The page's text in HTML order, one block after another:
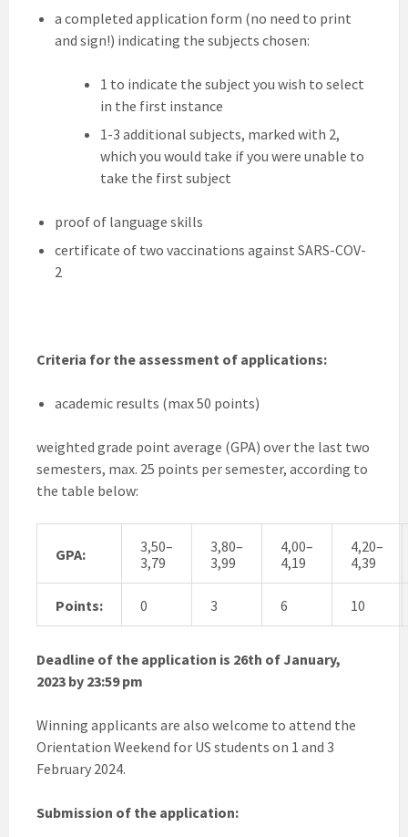
a completed application form (no need to print
and sign!) indicating the subjects chosen:
1 to indicate the subject you wish to select
in the first instance
1-3 additional subjects, marked with 2,
which you would take if you were unable to
take the first subject
proof of language skills
certificate of two vaccinations against SARS-COV-
2
Criteria for the assessment of applications:
academic results (max 50 points)
weighted grade point average (GPA) over the last two
semesters, max. 25 points per semester, according to
the table below:
GPA:
3,50–
3,79
3,80–
3,99
4,00–
4,19
4,20–
4,39
Points: 0 3 6 10
Deadline of the application is 26th of January,
2023 by 23:59 pm
Winning applicants are also welcome to attend the
Orientation Weekend for US students on 1 and 3
February 2024.
Submission of the application: